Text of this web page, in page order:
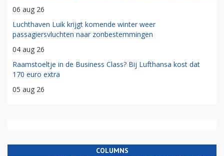
06 aug 26
Luchthaven Luik krijgt komende winter weer
passagiersvluchten naar zonbestemmingen
04 aug 26
Raamstoeltje in de Business Class? Bij Lufthansa kost dat
170 euro extra
05 aug 26
COLUMNS